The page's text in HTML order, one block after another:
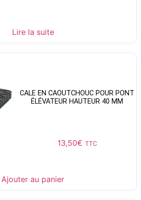
Lire la suite
CALE EN CAOUTCHOUC POUR PONT
ÉLÉVATEUR HAUTEUR 40 MM
13,50€ TTC
Ajouter au panier